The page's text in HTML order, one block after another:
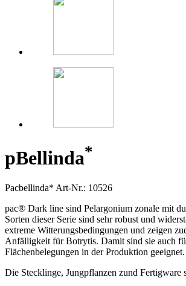
pBellinda*
Pacbellinda* Art-Nr.: 10526
pac® Dark line sind Pelargonium zonale mit
Sorten dieser Serie sind sehr robust und
extreme Witterungsbedingungen und zeigen
Anfälligkeit für Botrytis. Damit sind sie auch
Flächenbelegungen in der Produktion geeignet.
Die Stecklinge, Jungpflanzen zund Fertigware